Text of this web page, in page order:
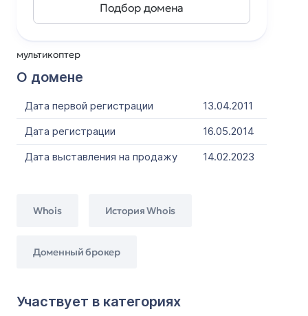
мультикоптер
О домене
Дата первой регистрации
13.04.2011
Дата регистрации
16.05.2014
Дата выставления на продажу
14.02.2023
Whois История Whois
Доменный брокер
Участвует в категориях
Подбор домена